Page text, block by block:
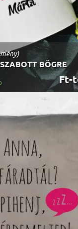
BÖGRE
Ft-